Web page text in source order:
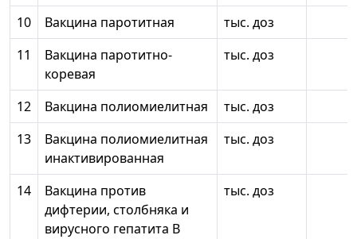
10
Вакцина паротитная
тыс. доз
11
Вакцина паротитно-
коревая
тыс. доз
12 Вакцина полиомиелитная
тыс. доз
13
Вакцина полиомиелитная
инактивированная
тыс. доз
14
Вакцина против
дифтерии, столбняка и
вирусного гепатита В
тыс. доз